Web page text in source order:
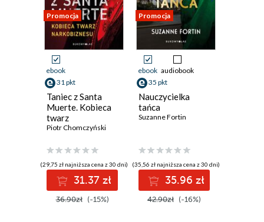
Promocja
ebook
31 pkt
Taniec z Santa
Muerte. Kobieca
twarz
narkobiznesu
Piotr Chomczyński
(29,75 zł najniższa cena z 30 dni)
31.37 zł
36.90zł (-15%)
Promocja
ebook audiobook
35 pkt
Nauczycielka
tańca
Suzanne Fortin
(35,56 zł najniższa cena z 30 dni)
35.96 zł
42.90zł (-16%)